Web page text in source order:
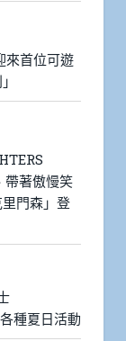
來首位可遊
著傲慢笑
門森」登
種夏日活動